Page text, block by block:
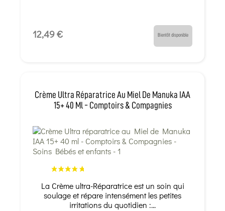
12,49 € Bientôt disponible
Crème Ultra Réparatrice Au Miel De Manuka IAA
15+ 40 Ml - Comptoirs & Compagnies
La Crème ultra-Réparatrice est un soin qui
soulage et répare intensément les petites
irritations du quotidien :...